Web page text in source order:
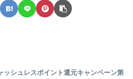
ッシュレスポイント還元キャンペーン第